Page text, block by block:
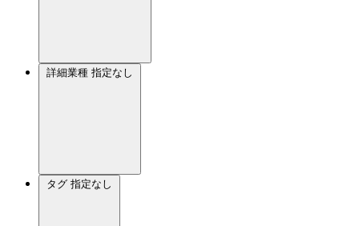
詳細業種 指定なし
タグ 指定なし